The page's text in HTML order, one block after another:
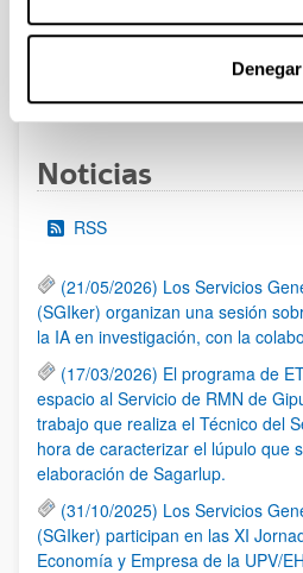
Denegar
Páginas
Noticias
RSS
(21/05/2026) Los Servicios
(SGIker) organizan una sesión
la IA en investigación, con la
(17/03/2026) El programa de
espacio al Servicio de RMN de
trabajo que realiza el Técnico del
hora de caracterizar el lúpulo que
elaboración de Sagarlup.
(31/10/2025) Los Servicios
(SGIker) participan en las XI
Economía y Empresa de la UPV/